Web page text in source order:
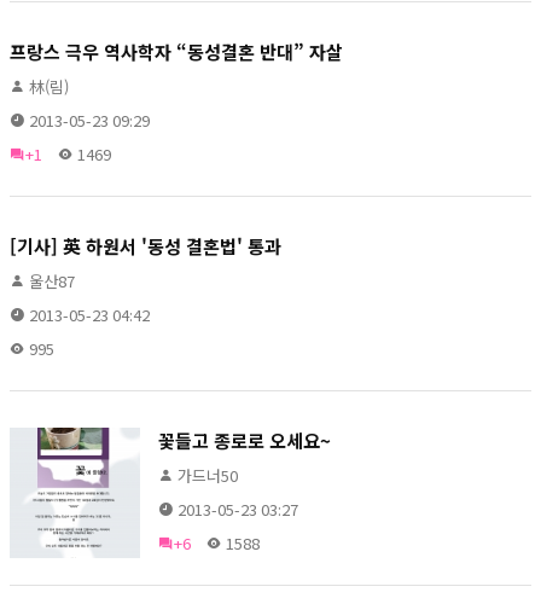
프랑스 극우 역사학자 “동성결혼 반대” 자살
林(림)
2013-05-23 09:29
+1
1469
[기사] 英 하원서 '동성 결혼법' 통과
울산87
2013-05-23 04:42
995
꽃들고 종로로 오세요~
가드너50
2013-05-23 03:27
+6
1588